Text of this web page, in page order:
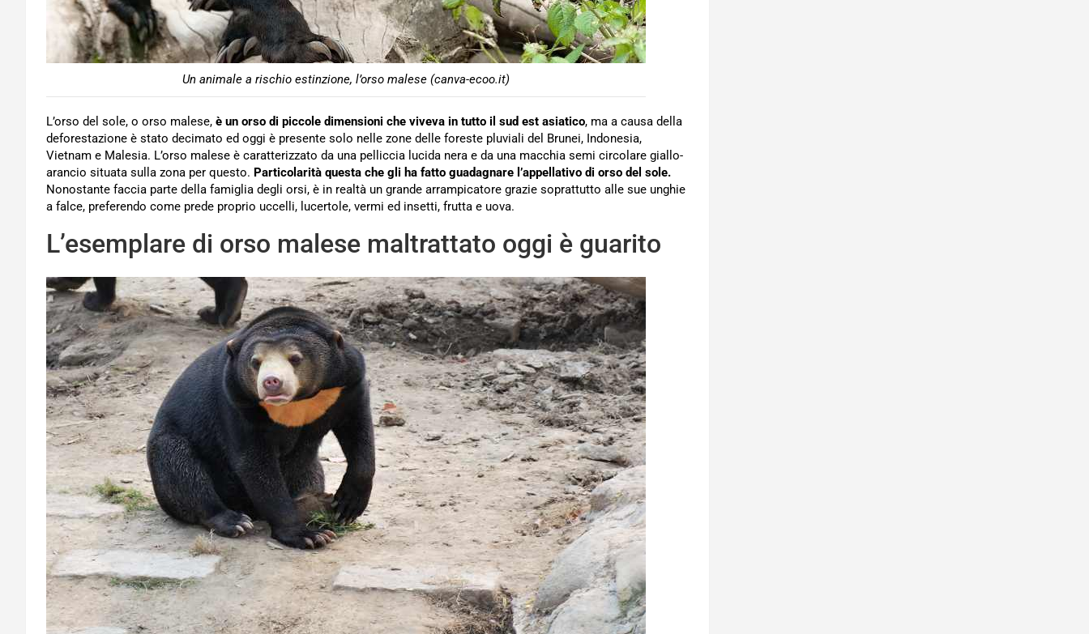
Un animale a rischio estinzione, l’orso malese (canva-ecoo.it)
L’orso del sole, o orso malese, è un orso di piccole dimensioni che viveva in tutto il sud est asiatico, ma a causa della
deforestazione è stato decimato ed oggi è presente solo nelle zone delle foreste pluviali del Brunei, Indonesia,
Vietnam e Malesia. L’orso malese è caratterizzato da una pelliccia lucida nera e da una macchia semi circolare giallo-
arancio situata sulla zona per questo. Particolarità questa che gli ha fatto guadagnare l’appellativo di orso del sole.
Nonostante faccia parte della famiglia degli orsi, è in realtà un grande arrampicatore grazie soprattutto alle sue unghie
a falce, preferendo come prede proprio uccelli, lucertole, vermi ed insetti, frutta e uova.
L’esemplare di orso malese maltrattato oggi è guarito